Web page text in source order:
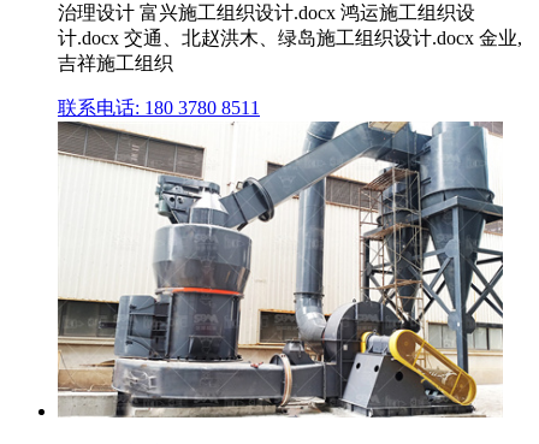
治理设计 富兴施工组织设计.docx 鸿运施工组织设
计.docx 交通、北赵洪木、绿岛施工组织设计.docx 金业,
吉祥施工组织
联系电话: 180 3780 8511